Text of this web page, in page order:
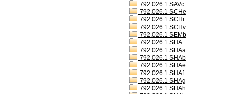
792.026.1 SAVc
792.026.1 SCHe
792.026.1 SCHr
792.026.1 SCHv
792.026.1 SEMb
792.026.1 SHA
792.026.1 SHAa
792.026.1 SHAb
792.026.1 SHAe
792.026.1 SHAf
792.026.1 SHAg
792.026.1 SHAh